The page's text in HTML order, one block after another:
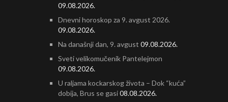
09.08.2026.
Dnevni horoskop za 9. avgust 2026.
09.08.2026.
Na današnji dan, 9. avgust 09.08.2026.
Sveti velikomučenik Pantelejmon
09.08.2026.
U raljama kockarskog života – Dok “kuća”
dobija, Brus se gasi08.08.2026.